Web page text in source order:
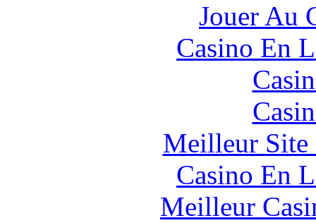
Jouer Au
Casino En
Meilleur Site
Casino En
Meilleur